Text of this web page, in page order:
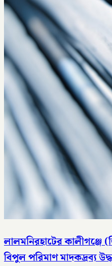
লালমনিরহাটের কালীগঞ্জে
বিপুল পরিমাণ মাদকদ্রব্য